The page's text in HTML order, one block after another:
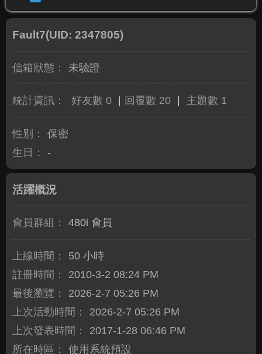
Fault7(UID: 2347805)
信箱狀態： 未驗證
統計資訊： 好友數 0 回覆數 20 主題數 1
性別：
保密
生日：
-
活躍概況
會員群組： 480i 會員
上線時間：
50 小時
註冊時間：
2010-3-2 08:24 PM
最後瀏覽：
2026-2-7 05:26 PM
上次活動時間：
2026-2-7 05:26 PM
上次發表時間：
2017-1-28 06:46 PM
所在時區：
使用系統預設